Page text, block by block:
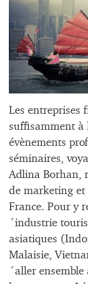
Les entreprises
suffisamment à
évènements
séminaires,
Adlina Borhan,
de marketing et
France. Pour y
´industrie
asiatiques
Malaisie,
´aller